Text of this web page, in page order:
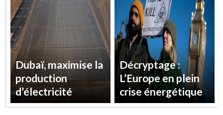
Dubaï, maximise la
production
d’électricité
Décryptage :
L’Europe en plein
crise énergétique